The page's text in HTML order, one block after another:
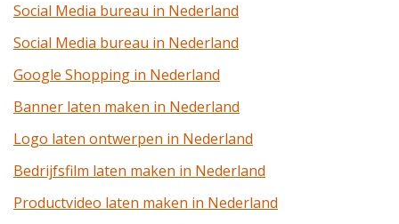
Social Media bureau in Nederland
Social Media bureau in Nederland
Google Shopping in Nederland
Banner laten maken in Nederland
Logo laten ontwerpen in Nederland
Bedrijfsfilm laten maken in Nederland
Productvideo laten maken in Nederland